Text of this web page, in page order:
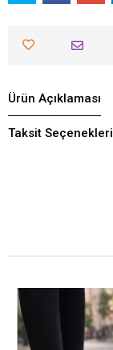
Ürün Açıklaması
Taksit Seçenekleri